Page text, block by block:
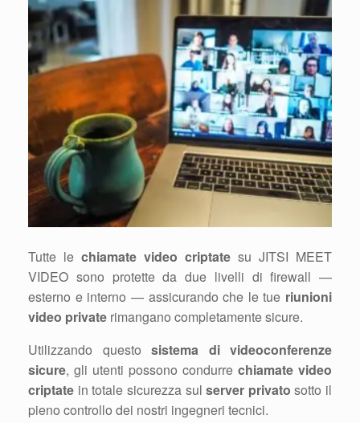
Tutte le chiamate video criptate su JITSI MEET
VIDEO sono protette da due livelli di firewall —
esterno e interno — assicurando che le tue riunioni
video private rimangano completamente sicure.
Utilizzando questo sistema di videoconferenze
sicure, gli utenti possono condurre chiamate video
criptate in totale sicurezza sulserver privato sotto il
pieno controllo dei nostri ingegneri tecnici.